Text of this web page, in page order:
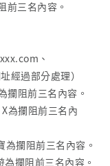
三名內容。
、
經過部分處理）
攔阻前三名內容。
為攔阻前三名內
攔阻前三名內容。
攔阻前三名內容。